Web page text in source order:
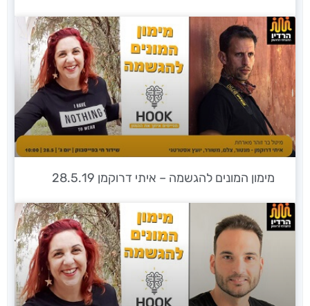
מימון המונים להגשמה – איתי דרוקמן 28.5.19